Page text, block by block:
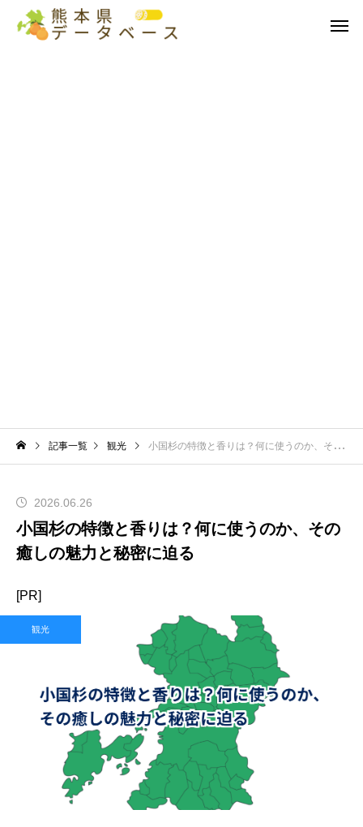
記事一覧 観光 小国杉の特徴と香りは？何に使うのか、その癒しの魅力と秘密に迫る
2026.06.26
小国杉の特徴と香りは？何に使うのか、その
癒しの魅力と秘密に迫る
[PR]
観光